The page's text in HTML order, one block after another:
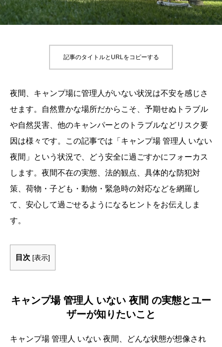
記事のタイトルとURLをコピーする
夜間、キャンプ場に管理人がいない状況は不安を感じさ
せます。自然豊かな場所だからこそ、予期せぬトラブル
や自然災害、他のキャンパーとのトラブルなどリスク要
因は様々です。この記事では「キャンプ場 管理人 いない
夜間」という状況で、どう安全に過ごすかにフォーカス
します。夜間不在の実態、法的観点、具体的な防犯対
策、荷物・子ども・動物・緊急時の対応などを網羅し
て、安心して過ごせるようになるヒントをお伝えしま
す。
目次 [表示]
キャンプ場 管理人 いない 夜間 の実態とユー
ザーが知りたいこと
キャンプ場 管理人 いない 夜間、どんな状態が想像され